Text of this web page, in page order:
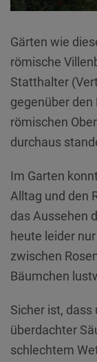
Diese Website
Übertragung an
wird und nicht mehr
werden kann.
YouTube /
Videos werden über
Wir nutzen YouTube
bewirkt laut
ansehen.
Optional sind
eingebunden. Das
oder auch
Gärten wie
römische
Statthalter
gegenüber den
römischen
durchaus
Im Garten
Alltag und den
das Aussehen
heute leider
zwischen
Bäumchen
Sicher ist, dass
überdachter
schlechtem